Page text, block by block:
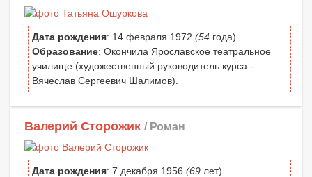
Дата рождения: 14 февраля 1972 (54 года)
Образование: Окончила Ярославское театральное
училище (художественный руководитель курса -
Вячеслав Сергеевич Шалимов).
Валерий Сторожик / Роман
Дата рождения: 7 декабря 1956 (69 лет)